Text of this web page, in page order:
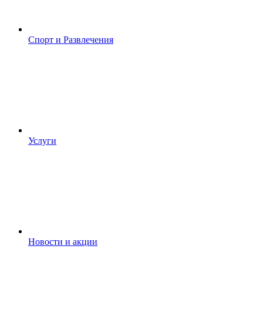
Спорт и Развлечения
Услуги
Новости и акции